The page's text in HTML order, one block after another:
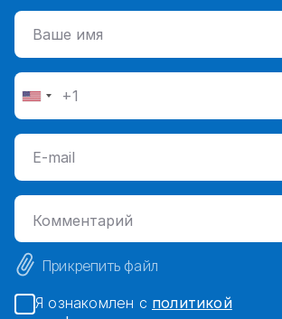
Прикрепить файл
Я ознакомлен с политикой